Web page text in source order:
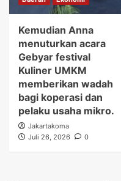
Kemudian Anna
menuturkan acara
Gebyar festival
Kuliner UMKM
memberikan wadah
bagi koperasi dan
pelaku usaha mikro.
Jakartakoma
Juli 26, 2026
0